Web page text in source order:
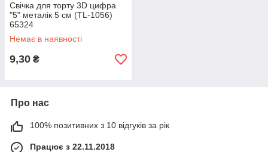
Свічка для торту 3D цифра
"5" металік 5 см (TL-1056)
65324
Немає в наявності
9,30 ₴
Про нас
100% позитивних з 10 відгуків за рік
Працює з 22.11.2018